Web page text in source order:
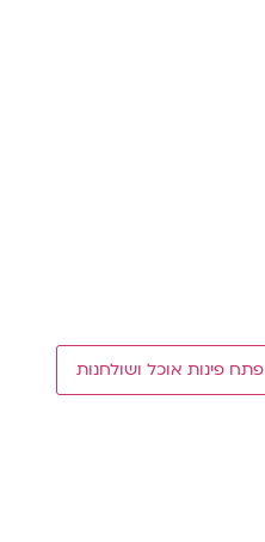
פתח פינות אוכל ושולחנות